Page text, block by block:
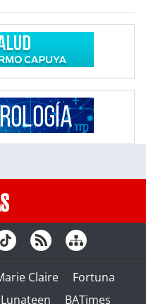
Claire
Fortuna
Lunateen BATimes